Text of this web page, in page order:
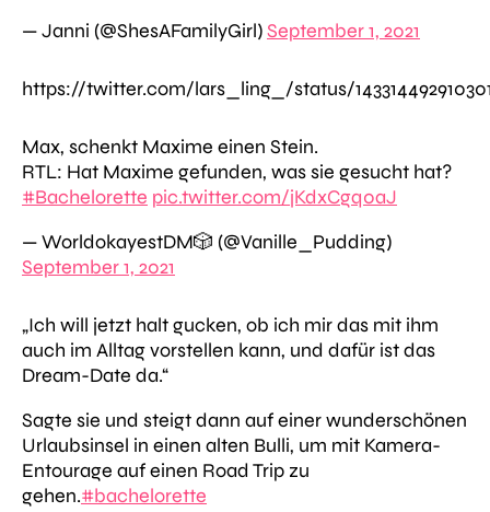
— Janni (@ShesAFamilyGirl)September 1, 2021
https://twitter.com/lars_ling_/status/
Max, schenkt Maxime einen Stein.
RTL: Hat Maxime gefunden, was sie gesucht hat?
#Bachelorette pic.twitter.com/jKdxCgq0aJ
— WorldokayestDM🎲 (@Vanille_Pudding)
September 1, 2021
„Ich will jetzt halt gucken, ob ich mir das mit ihm
auch im Alltag vorstellen kann, und dafür ist das
Dream-Date da.“
Sagte sie und steigt dann auf einer wunderschönen
Urlaubsinsel in einen alten Bulli, um mit Kamera-
Entourage auf einen Road Trip zu
gehen.#bachelorette